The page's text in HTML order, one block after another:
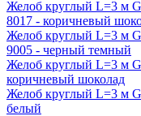
Желоб круглый L=3 м
8017 - коричневый
Желоб круглый L=3 м
9005 - черный темный
Желоб круглый L=3 м
коричневый шоколад
Желоб круглый L=3 м
белый